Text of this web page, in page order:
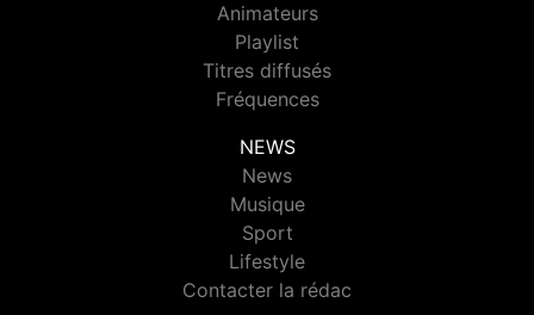
Animateurs
Playlist
Titres diffusés
Fréquences
NEWS
News
Musique
Sport
Lifestyle
Contacter la rédac